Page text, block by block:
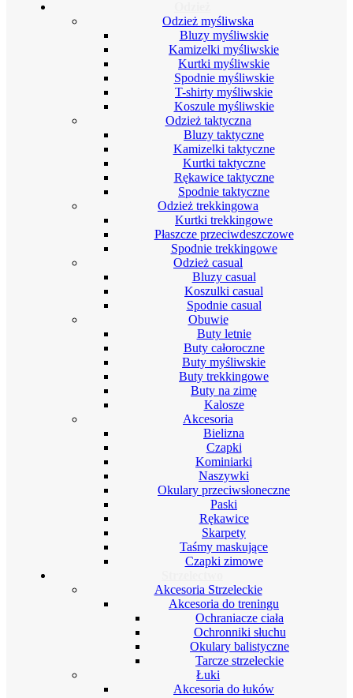
Odzież myśliwska
Bluzy myśliwskie
Kamizelki myśliwskie
Kurtki myśliwskie
Spodnie myśliwskie
T-shirty myśliwskie
Koszule myśliwskie
Odzież taktyczna
Bluzy taktyczne
Kamizelki taktyczne
Kurtki taktyczne
Rękawice taktyczne
Spodnie taktyczne
Odzież trekkingowa
Kurtki trekkingowe
Płaszcze przeciwdeszczowe
Spodnie trekkingowe
Odzież casual
Bluzy casual
Koszulki casual
Spodnie casual
Obuwie
Buty letnie
Buty całoroczne
Buty myśliwskie
Buty trekkingowe
Buty na zimę
Kalosze
Akcesoria
Bielizna
Czapki
Kominiarki
Naszywki
Okulary przeciwsłoneczne
Paski
Rękawice
Skarpety
Taśmy maskujące
Czapki zimowe
Akcesoria Strzeleckie
Akcesoria do treningu
Ochraniacze ciała
Ochronniki słuchu
Okulary balistyczne
Tarcze strzeleckie
Łuki
Akcesoria do łuków